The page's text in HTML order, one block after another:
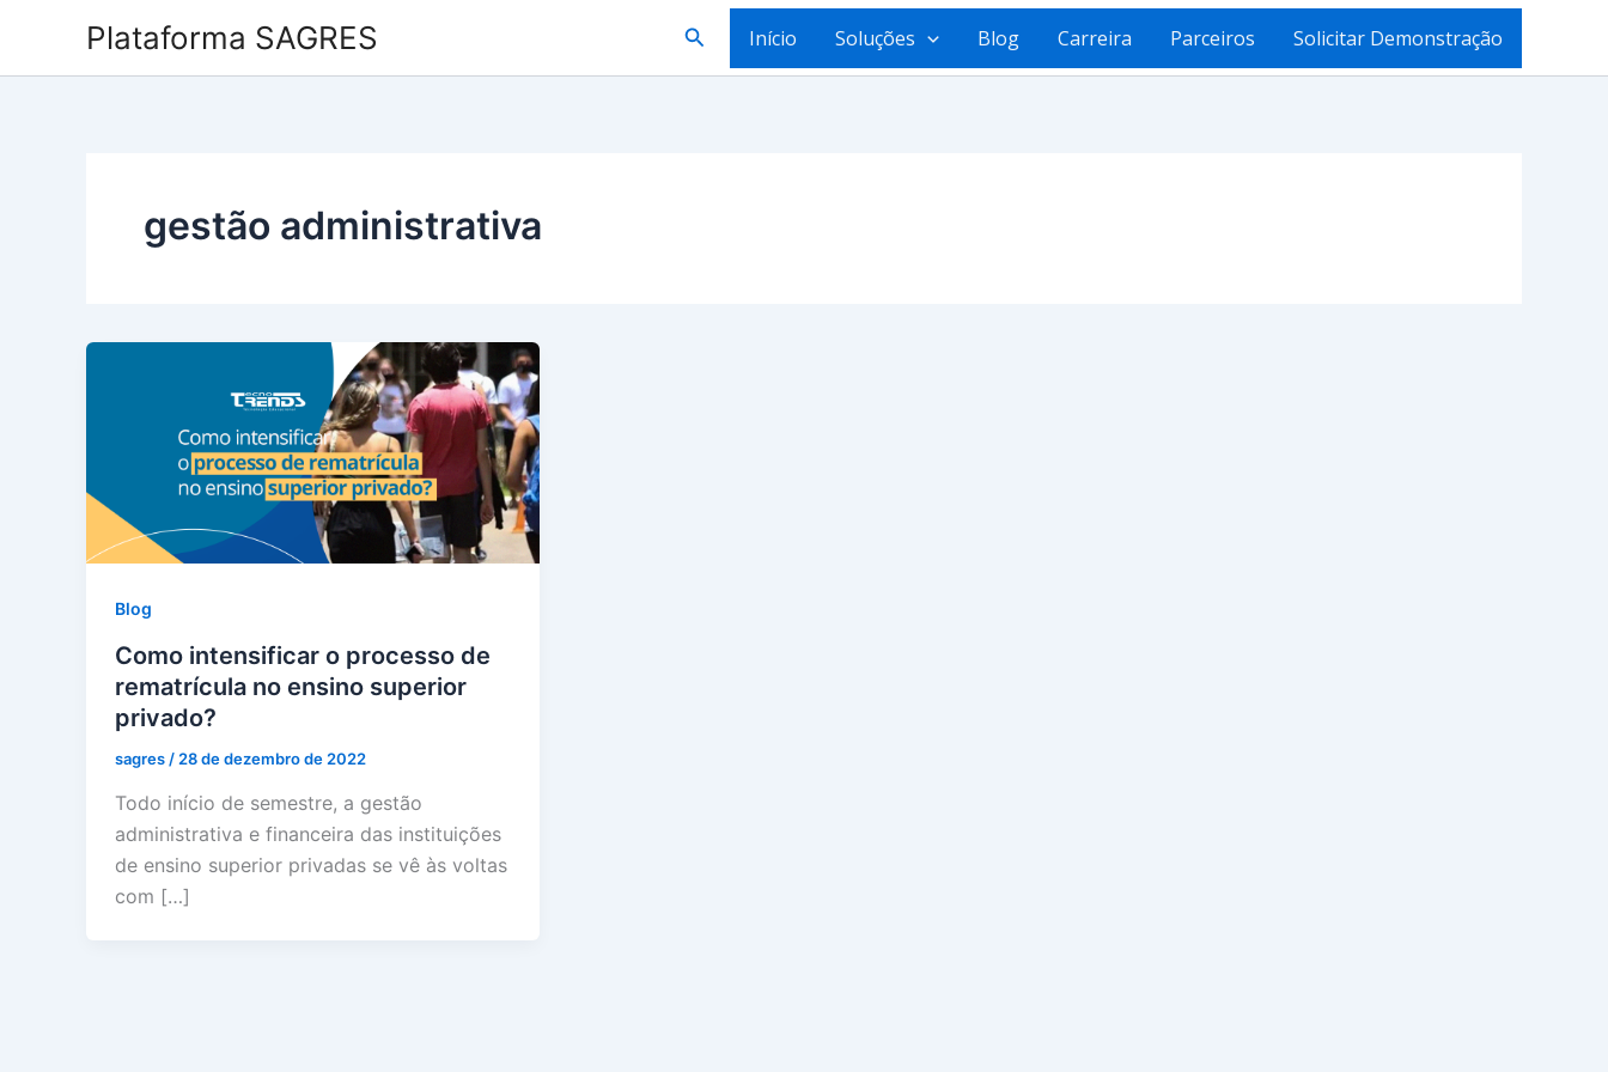
o
Plataforma SAGRES Pesquisar
Início Soluções Blog Carreira Parceiros Solicitar Demonstração
gestão administrativa
Blog
Como intensificar o processo de
rematrícula no ensino superior
privado?
sagres / 28 de dezembro de 2022
Todo início de semestre, a gestão
administrativa e financeira das instituições
de ensino superior privadas se vê às voltas
com […]